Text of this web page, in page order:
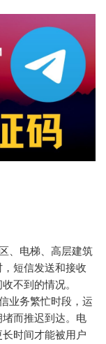
、电梯、高层建筑
短信发送和接收
不到的情况。
业务繁忙时段，运
而推迟到达。电
时间才能被用户